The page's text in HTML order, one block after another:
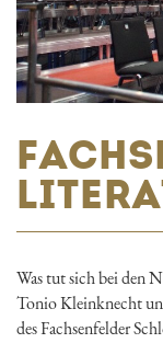
Was tut sich bei den
Tonio Kleinknecht
des Fachsenfelder